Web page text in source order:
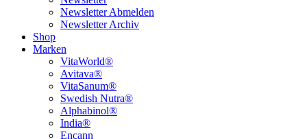
Newsletter Abmelden
Newsletter Archiv
Shop
Marken
VitaWorld®
Avitava®
VitaSanum®
Swedish Nutra®
Alphabinol®
India®
Encann